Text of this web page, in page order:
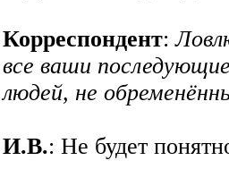
Корреспондент:
все ваши
людей, не
И.В.: Не будет